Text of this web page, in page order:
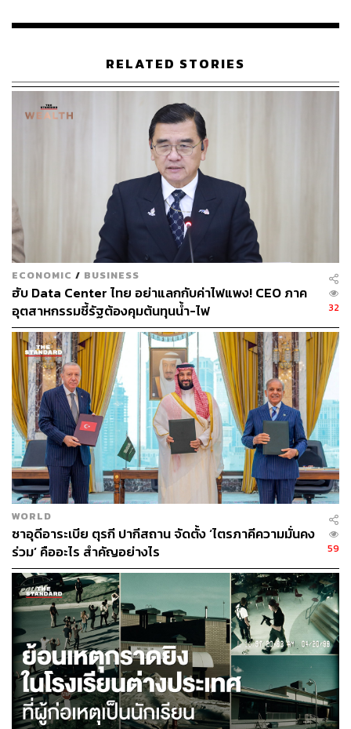
อิสราเอลกำลังรบกับกลุ่มฮิซบอลเลาะห์ในเลบานอนตอนใต้
ซึ่งเป็นอีกกลุ่มที่ได้รับการสนับสนุนจากอิหร่าน เป้าหมายคือ
ผลักภัยคุกคามออกจากชายแดนของตัวเอง แต่การขยายพื้นที่
ปฏิบัติการแบบนี้ ทำให้สงครามไม่ได้มีแค่จุดเดียว แต่กระจาย
เป็นหลายแนวรบ และมีโอกาสยืดเยื้อยาว
🟡 5) เป้าหมายการโจมตีเปลี่ยน จากฐานทัพไปสู่โรงงาน
และวัตถุดิบโลก
มีการโจมตีโรงงานอะลูมิเนียม โรงงานเคมี และโครงสร้าง
พื้นฐานในตะวันออกกลาง ซึ่งเป็นแหล่งผลิตวัตถุดิบสำคัญ
ของโลก เมื่อโรงงานเหล่านี้ถูกกระทบ สินค้าหลายอย่างจะ
ขาดหรือแพงขึ้น เช่น โลหะ พลาสติก ปุ๋ย และสินค้า
อุตสาหกรรม ซึ่งสำคัญมากครับ เอาง่ายๆ แค่อะลูมิเนียม
ภูมิภาคนี้มีสัดส่วนอุปทานอะลูมิเนียมโลกราว 9%
พูดง่ายๆ คือ สงครามเริ่มกระทบ “ของที่เราใช้ในชีวิตประจำ
วัน” โดยตรง ไม่ใช่แค่เรื่องทหาร
🟡 6) สงครามยูเครนเริ่มเชื่อมกับตะวันออกกลาง
โวโลดีมีร์ เซเลนสกี เดินทางไปประเทศอ่าวเปอร์เซีย ลงนาม
ความร่วมมือด้านกลาโหมกับซาอุฯ กาตาร์ และ UAE โดย
เสนอประสบการณ์ของยูเครนด้านการป้องกันโดรนและ
ขีปนาวุธ แลกกับการสนับสนุน เทคโนโลยี และพลังงาน
สิ่งนี้สะท้อนว่าแต่ละสงครามไม่ได้แยกจากกัน แต่เริ่มเชื่อม
กันผ่านอาวุธ พลังงาน และการเมือง เมื่อหลายพื้นที่ปะทุ
พร้อมกัน โลกจะยิ่งแข่งขันกันแย่งทรัพยากร ทำให้ทุกอย่าง
แพงขึ้นและผันผวนมากขึ้น
นักวิเคราะห์บางคนถึงกับเรียกว่า นี่คือสงครามโลกครั้งที่ 3
RELATED STORIES
ECONOMIC / BUSINESS
ฮับ Data Center ไทย อย่าแลกกับค่าไฟแพง! CEO ภาค
อุตสาหกรรมชี้รัฐต้องคุมต้นทุนน้ำ-ไฟ
32
WORLD
ซาอุดีอาระเบีย ตุรกี ปากีสถาน จัดตั้ง ‘ไตรภาคีความมั่นคง
ร่วม’ คืออะไร สำคัญอย่างไร
59